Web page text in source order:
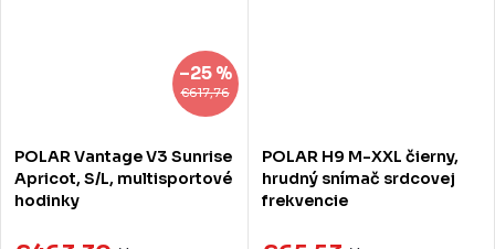
€617,76
–25 %
POLAR Vantage V3 Sunrise
Apricot, S/L, multisportové
hodinky
POLAR H9 M-XXL čierny,
hrudný snímač srdcovej
frekvencie